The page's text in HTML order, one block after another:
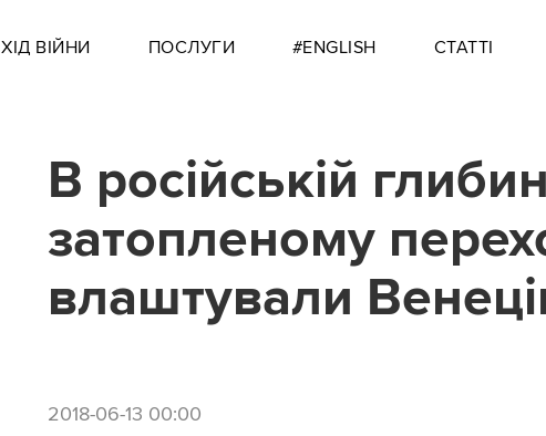
ХІД ВІЙНИ ПОСЛУГИ #ENGLISH СТАТТІ
В російській
затопленому
влаштували
2018-06-13 00:00